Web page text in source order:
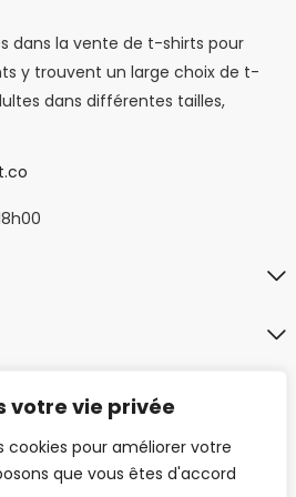
votre vie privée
cookies pour améliorer votre
que vous êtes d'accord
dans la vente de t-shirts pour
y trouvent un large choix de t-
dans différentes tailles,